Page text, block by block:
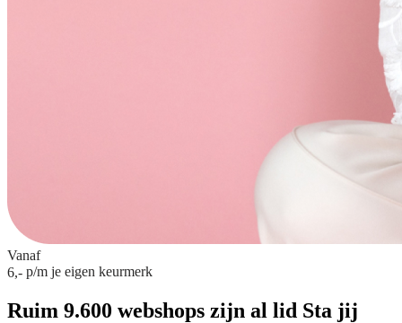
Vanaf
6,- p/m je eigen keurmerk
Ruim 9.600 webshops zijn al lid Sta jij